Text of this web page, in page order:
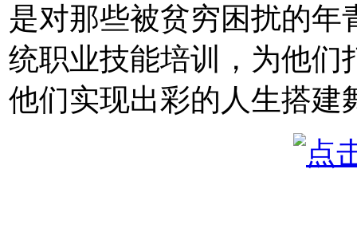
是对那些被贫穷困扰的年
统职业技能培训，为他们
他们实现出彩的人生搭建